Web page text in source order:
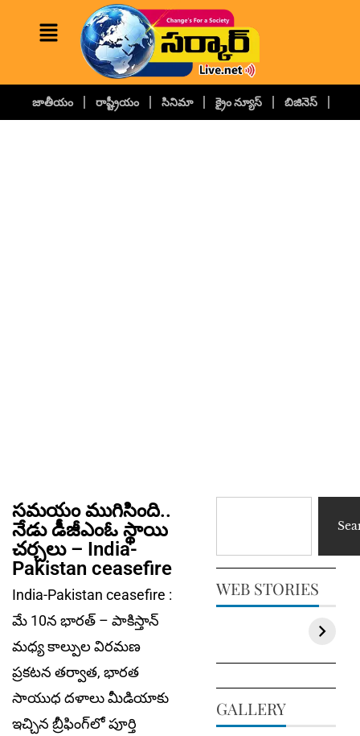
జాతీయం రాష్ట్రీయం సినిమా క్రైం న్యూస్ బిజినెస్
సమయం ముగిసింది..
నేడు డీజీఎంఓ స్థాయి
చర్చలు – India-
Pakistan ceasefire
India-Pakistan ceasefire :
మే 10న భారత్ – పాకిస్తాన్
మధ్య కాల్పుల విరమణ
ప్రకటన తర్వాత, భారత
సాయుధ దళాలు మీడియాకు
ఇచ్చిన బ్రీఫింగ్‌లో పూర్తి
WEB STORIES
GALLERY